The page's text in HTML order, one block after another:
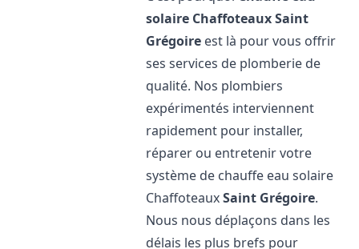
solaire ChaffoteauxSaint
Grégoire est là pour vous offrir
ses services de plomberie de
qualité. Nos plombiers
expérimentés interviennent
rapidement pour installer,
réparer ou entretenir votre
système de chauffe eau solaire
ChaffoteauxSaint Grégoire.
Nous nous déplaçons dans les
délais les plus brefs pour